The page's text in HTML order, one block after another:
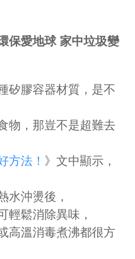
保愛地球 家中垃圾變
矽膠容器材質，是不
物，那豈不是超難去
方法！ 》文中顯示，
水沖燙後，
輕鬆消除異味，
高溫消毒煮沸都很方